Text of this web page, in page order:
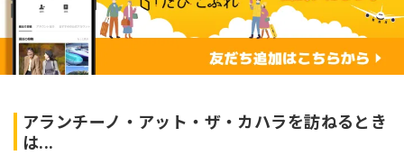
アランチーノ・アット・ザ・カハラを訪ねるとき
は...